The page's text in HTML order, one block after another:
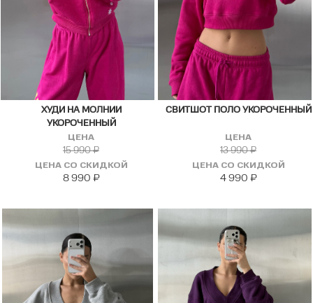
ХУДИ НА МОЛНИИ
УКОРОЧЕННЫЙ
ЦЕНА
15 990₽
ЦЕНА СО СКИДКОЙ
8 990 ₽
СВИТШОТ ПОЛО УКОРОЧЕННЫЙ
ЦЕНА
13 990₽
ЦЕНА СО СКИДКОЙ
4 990 ₽